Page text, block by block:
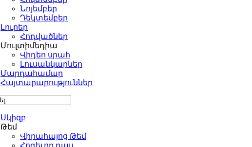
Նոյեմբեր
Դեկտեմբեր
Լուրեր
Հոդվածներ
Մուլտիմեդիա
Վիդեո սրահ
Լուսանկարներ
Մարդահամար
Հայտարարություններ
Սկիզբ
Թեմ
Վիրահայոց Թեմ
Հոգեւոր դաս